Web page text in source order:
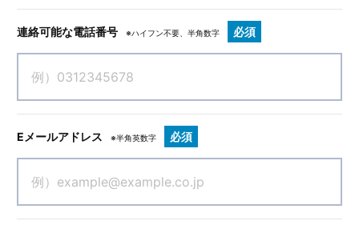
連絡可能な電話番号 ※ハイフン不要、半角数字 必須
Eメールアドレス ※半角英数字 必須